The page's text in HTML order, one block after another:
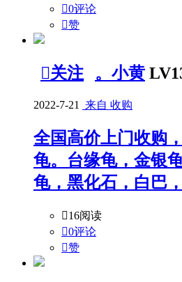
0评论
赞
关注 。小黄
2022-7-21 来自 收购
全国高价上门收购
龟。台缘龟，金银
龟，黑化石，白巴，
16阅读
0评论
赞